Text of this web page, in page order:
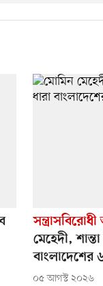
মেহেদী,
বাংলাদেশের
০৫ আগস্ট ২০২৬